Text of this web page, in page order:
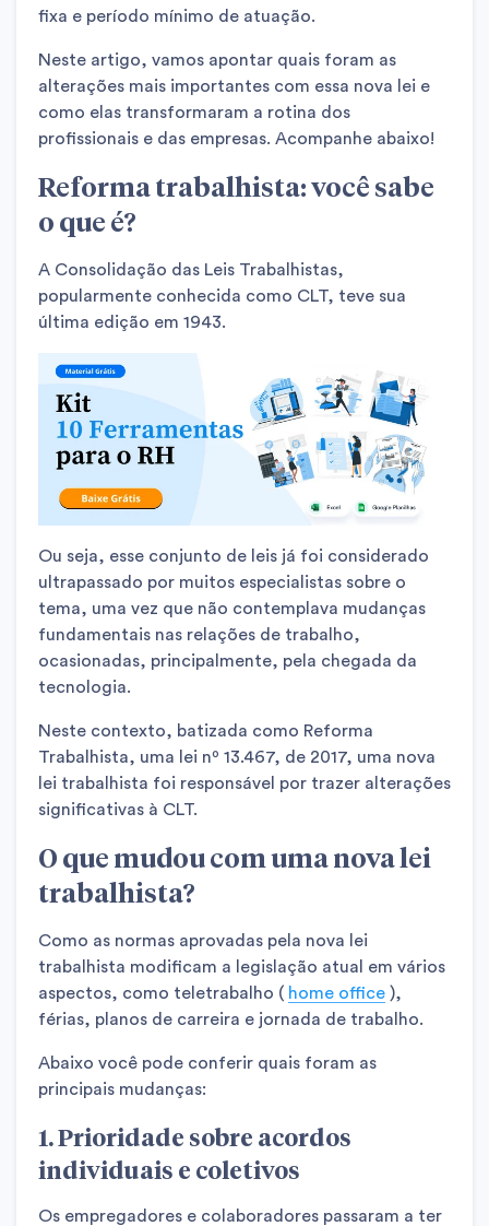
fixa e período mínimo de atuação.
Neste artigo, vamos apontar quais foram as
alterações mais importantes com essa nova lei e
como elas transformaram a rotina dos
profissionais e das empresas. Acompanhe abaixo!
Reforma trabalhista: você sabe
o que é?
A Consolidação das Leis Trabalhistas,
popularmente conhecida como CLT, teve sua
última edição em 1943.
Ou seja, esse conjunto de leis já foi considerado
ultrapassado por muitos especialistas sobre o
tema, uma vez que não contemplava mudanças
fundamentais nas relações de trabalho,
ocasionadas, principalmente, pela chegada da
tecnologia.
Neste contexto, batizada como Reforma
Trabalhista, uma lei nº 13.467, de 2017, uma nova
lei trabalhista foi responsável por trazer alterações
significativas à CLT.
O que mudou com uma nova lei
trabalhista?
Como as normas aprovadas pela nova lei
trabalhista modificam a legislação atual em vários
aspectos, como teletrabalho ( home office ),
férias, planos de carreira e jornada de trabalho.
Abaixo você pode conferir quais foram as
principais mudanças:
1. Prioridade sobre acordos
individuais e coletivos
Os empregadores e colaboradores passaram a ter